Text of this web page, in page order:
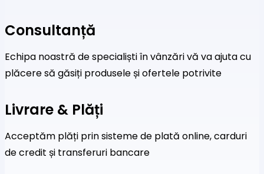
Consultanță
Echipa noastră de specialiști în vânzări vă va ajuta cu
plăcere să găsiți produsele și ofertele potrivite
Livrare & Plăți
Acceptăm plăți prin sisteme de plată online, carduri
de credit și transferuri bancare